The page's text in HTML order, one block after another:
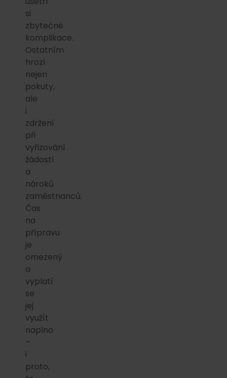
si
zbytečné
komplikace.
Ostatním
hrozí
nejen
pokuty,
ale
i
zdržení
při
vyřizování
žádostí
a
nároků
zaměstnanců.
Čas
na
přípravu
je
omezený
a
vyplatí
se
jej
využít
naplno
–
i
proto,